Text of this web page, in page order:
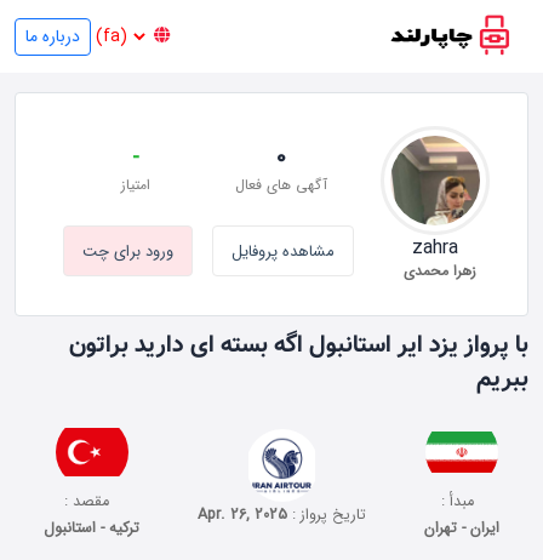
درباره ما
با پرواز یزد ایر استانبول اگه بسته ای دارید براتون
ببریم
مبدأ :
ایران - تهران
تاریخ پرواز : Apr. 26, 2025
مقصد :
ترکیه - استانبول
zahra
زهرا محمدی
0
آگهی های فعال
-
امتیاز
مشاهده پروفایل ورود برای چت